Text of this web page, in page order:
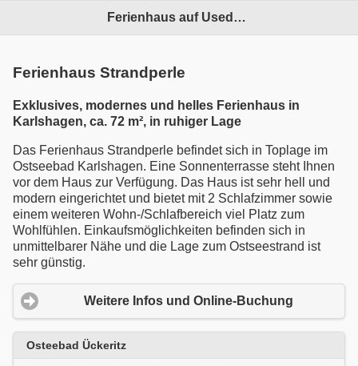
Ferienhaus auf Usedom
Ferienhaus Strandperle
Exklusives, modernes und helles Ferienhaus in
Karlshagen, ca. 72 m², in ruhiger Lage
Das Ferienhaus Strandperle befindet sich in Toplage im
Ostseebad Karlshagen. Eine Sonnenterrasse steht Ihnen
vor dem Haus zur Verfügung. Das Haus ist sehr hell und
modern eingerichtet und bietet mit 2 Schlafzimmer sowie
einem weiteren Wohn-/Schlafbereich viel Platz zum
Wohlfühlen. Einkaufsmöglichkeiten befinden sich in
unmittelbarer Nähe und die Lage zum Ostseestrand ist
sehr günstig.
Weitere Infos und Online-Buchung
Osteebad Ückeritz